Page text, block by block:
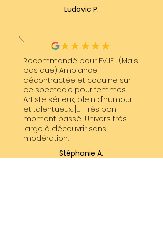
Ludovic P.
Recommandé pour EVJF . (Mais
pas que) Ambiance
décontractée et coquine sur
ce spectacle pour femmes.
Artiste sérieux, plein d'humour
et talentueux. [...] Très bon
moment passé. Univers très
large à découvrir sans
modération.
Stéphanie A.